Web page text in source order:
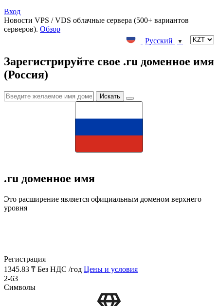
Вход
Новости VPS / VDS облачные сервера (500+ вариантов
серверов). Обзор
Русский
▼
Зарегистрируйте свое .ru доменное имя
(Россия)
.ru доменное имя
Это расширение является официальным доменом верхнего
уровня
Регистрация
1345.83 ₸ Без НДС /год Цены и условия
2-63
Символы